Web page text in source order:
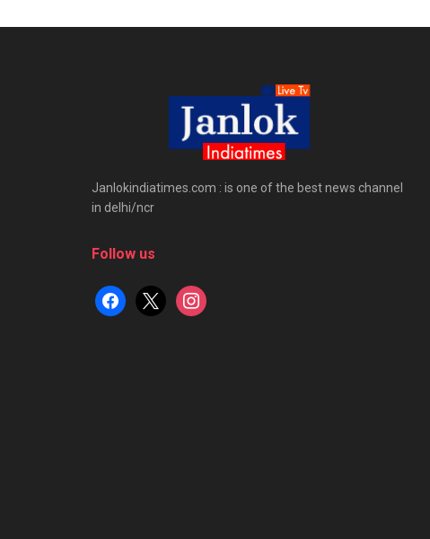
Janlokindiatimes.com : is one of the best news channel
in delhi/ncr
Follow us
facebook
x instagram